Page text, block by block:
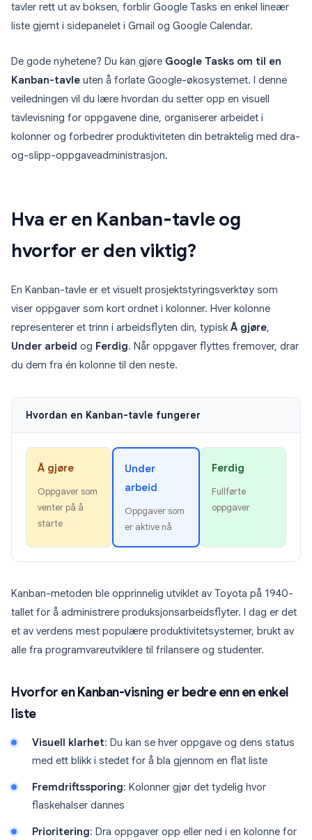
tavler rett ut av boksen, forblir Google Tasks en enkel lineær
liste gjemt i sidepanelet i Gmail og Google Calendar.
De gode nyhetene? Du kan gjøre Google Tasks om til en
Kanban-tavle uten å forlate Google-økosystemet. I denne
veiledningen vil du lære hvordan du setter opp en visuell
tavlevisning for oppgavene dine, organiserer arbeidet i
kolonner og forbedrer produktiviteten din betraktelig med dra-
og-slipp-oppgaveadministrasjon.
Hva er en Kanban-tavle og
hvorfor er den viktig?
En Kanban-tavle er et visuelt prosjektstyringsverktøy som
viser oppgaver som kort ordnet i kolonner. Hver kolonne
representerer et trinn i arbeidsflyten din, typisk Å gjøre,
Under arbeid og Ferdig. Når oppgaver flyttes fremover, drar
du dem fra én kolonne til den neste.
Hvordan en Kanban-tavle fungerer
Å gjøre
Oppgaver som
venter på å
starte
Under
arbeid
Oppgaver som
er aktive nå
Ferdig
Fullførte
oppgaver
Kanban-metoden ble opprinnelig utviklet av Toyota på 1940-
tallet for å administrere produksjonsarbeidsflyter. I dag er det
et av verdens mest populære produktivitetsystemer, brukt av
alle fra programvareutviklere til frilansere og studenter.
Hvorfor en Kanban-visning er bedre enn en enkel
liste
Visuell klarhet: Du kan se hver oppgave og dens status
med ett blikk i stedet for å bla gjennom en flat liste
Fremdriftssporing: Kolonner gjør det tydelig hvor
flaskehalser dannes
Prioritering: Dra oppgaver opp eller ned i en kolonne for